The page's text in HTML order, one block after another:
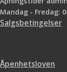
Mandag - Fredag:
Salgsbetingelser
Åpenhetsloven